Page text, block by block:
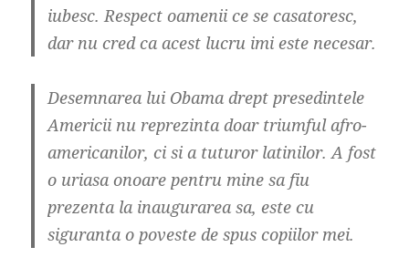
iubesc. Respect oamenii ce se casatoresc,
dar nu cred ca acest lucru imi este necesar.
Desemnarea lui Obama drept presedintele
Americii nu reprezinta doar triumful afro-
americanilor, ci si a tuturor latinilor. A fost
o uriasa onoare pentru mine sa fiu
prezenta la inaugurarea sa, este cu
siguranta o poveste de spus copiilor mei.